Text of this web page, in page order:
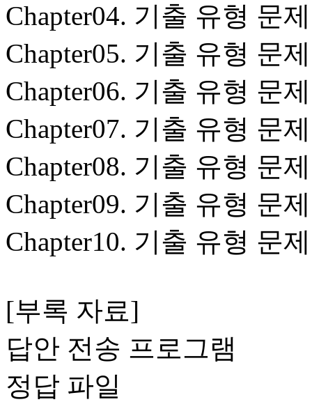
Chapter04. 기출 유형 문
Chapter05. 기출 유형 문
Chapter06. 기출 유형 문
Chapter07. 기출 유형 문
Chapter08. 기출 유형 문
Chapter09. 기출 유형 문
Chapter10. 기출 유형 문
[부록 자료]
답안 전송 프로그램
정답 파일